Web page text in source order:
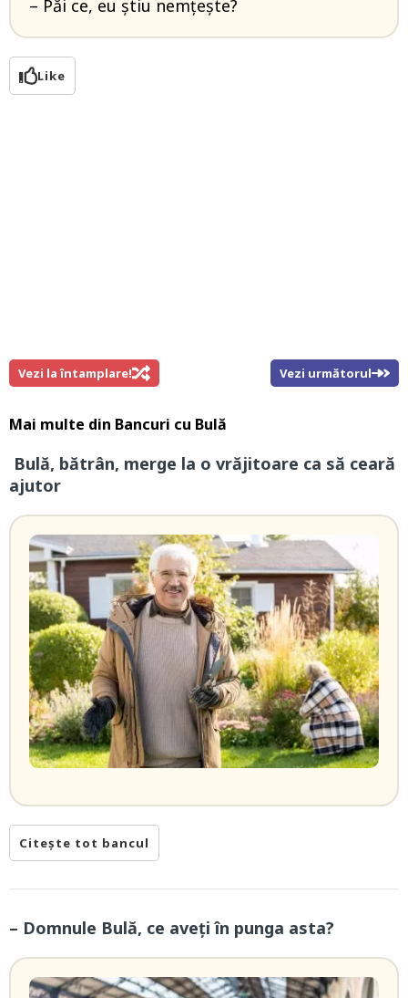
– Păi ce, eu ştiu nemţeşte?
Like
Vezi la întamplare! Vezi următorul
Mai multe din Bancuri cu Bulă
Bulă, bătrân, merge la o vrăjitoare ca să ceară
ajutor
Citește tot bancul
– Domnule Bulă, ce aveți în punga asta?